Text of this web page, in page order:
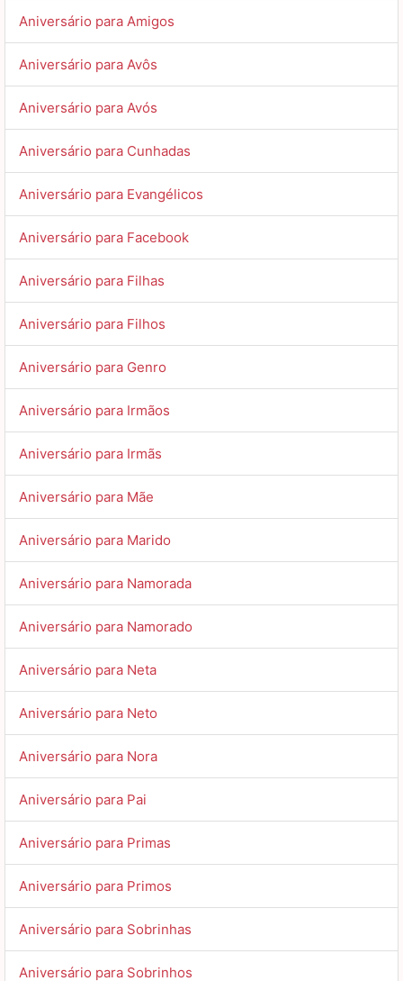
Aniversário para Amigos
Aniversário para Avôs
Aniversário para Avós
Aniversário para Cunhadas
Aniversário para Evangélicos
Aniversário para Facebook
Aniversário para Filhas
Aniversário para Filhos
Aniversário para Genro
Aniversário para Irmãos
Aniversário para Irmãs
Aniversário para Mãe
Aniversário para Marido
Aniversário para Namorada
Aniversário para Namorado
Aniversário para Neta
Aniversário para Neto
Aniversário para Nora
Aniversário para Pai
Aniversário para Primas
Aniversário para Primos
Aniversário para Sobrinhas
Aniversário para Sobrinhos